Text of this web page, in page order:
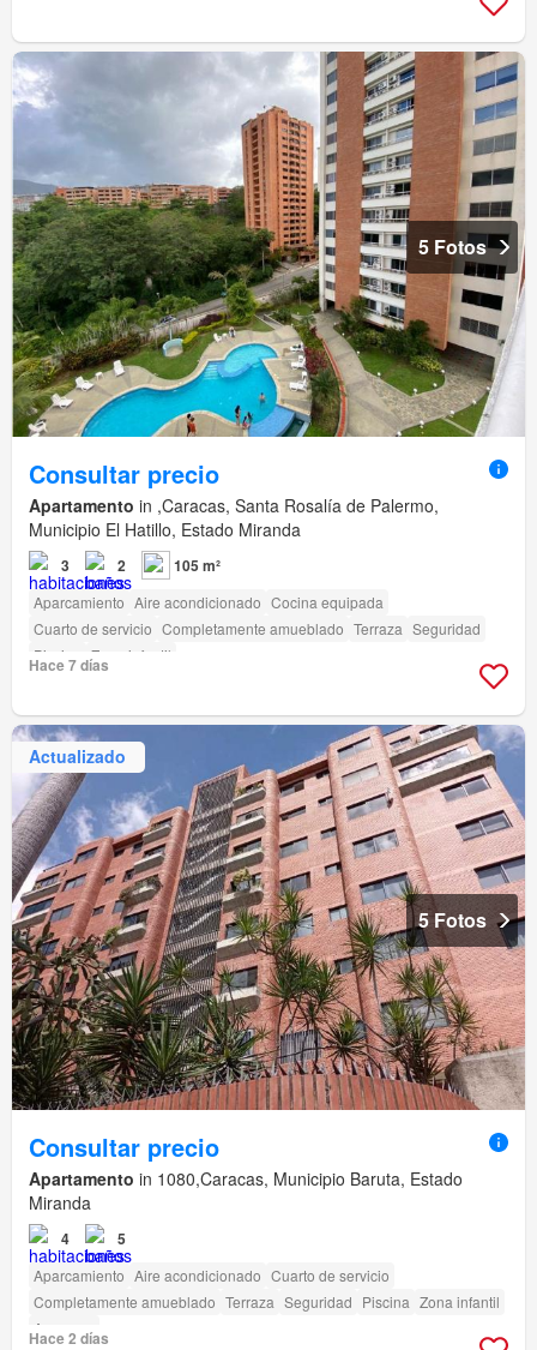
5 Fotos
Consultar precio
Apartamento in ,Caracas, Santa Rosalía de Palermo,
Municipio El Hatillo, Estado Miranda
3 2 105 m²
Aparcamiento Aire acondicionado Cocina equipada
Cuarto de servicio Completamente amueblado Terraza Seguridad
Piscina
Zona infantil
Hace 7 días
Actualizado
5 Fotos
Consultar precio
Apartamento in 1080,Caracas, Municipio Baruta, Estado
Miranda
4 5
Aparcamiento Aire acondicionado Cuarto de servicio
Completamente amueblado Terraza Seguridad Piscina Zona infantil
Ascensor
Hace 2 días